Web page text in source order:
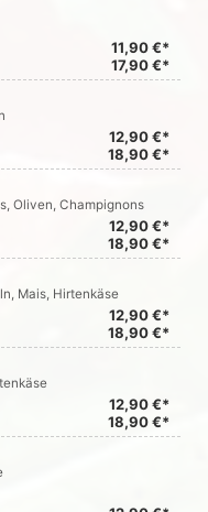
11,90 €*
17,90 €*
12,90 €*
18,90 €*
Oliven, Champignons
12,90 €*
18,90 €*
Mais, Hirtenkäse
12,90 €*
18,90 €*
12,90 €*
18,90 €*